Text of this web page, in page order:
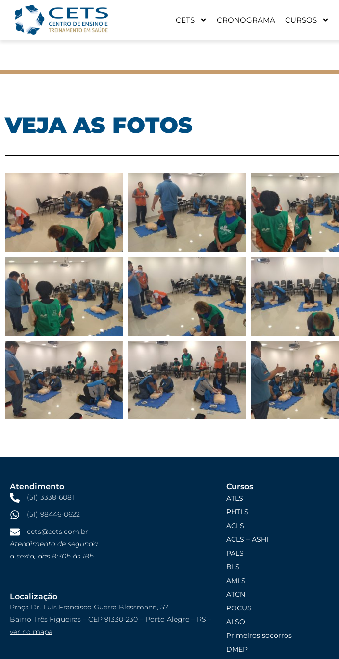
CETS CRONOGRAMA CURSOS
VEJA AS FOTOS
Atendimento
(51) 3338-6081
(51) 98446-0622
cets@cets.com.br
Atendimento de segunda
a sexta, das 8:30h às 18h
Localização
Praça Dr. Luís Francisco Guerra Blessmann, 57
Bairro Três Figueiras – CEP 91330-230 – Porto Alegre – RS –
ver no mapa
Cursos
ATLS
PHTLS
ACLS
ACLS – ASHI
PALS
BLS
AMLS
ATCN
POCUS
ALSO
Primeiros socorros
DMEP